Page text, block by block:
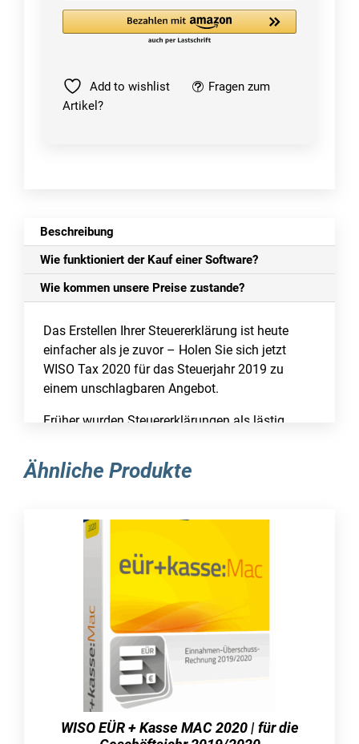
2019
|
Add to wishlist
Fragen zum
Artikel?
Beschreibung
Wie funktioniert der Kauf einer Software?
Wie kommen unsere Preise zustande?
Das Erstellen Ihrer Steuererklärung ist heute
einfacher als je zuvor – Holen Sie sich jetzt
WISO Tax 2020 für das Steuerjahr 2019 zu
einem unschlagbaren Angebot.
Früher wurden Steuererklärungen als lästig,
kaum zu bewältigen angesehen. Diese
Ansichten sind mittlerweile überholt, wenn man
sich mit mühsamer manueller Arbeit zu
beschäftigen. Eine praktische Option ist zum
Beispiel das Programm WISO Tax 2020
Steuerjahr 2019, mit dem Sie mit nur wenigen
Vorschriften und aktuellen Änderungen erstellen
können. Sie benötigen keine Vorkenntnisse und
können direkt nach dem Kauf Ihrer Lizenz mit
der Anwendung beginnen. Die Software ist
äußerst benutzerfreundlich und enthält
zahlreiche Tipps und praktische Hinweise,
sodass Sie keine Schwierigkeiten haben sollten.
Ähnliche Produkte
WISO EÜR + Kasse MAC 2020 | für die